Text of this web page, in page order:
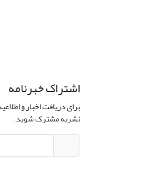
اشتراک خبرنامه
برای دریافت اخبار و
نشریه مشترک شوید.